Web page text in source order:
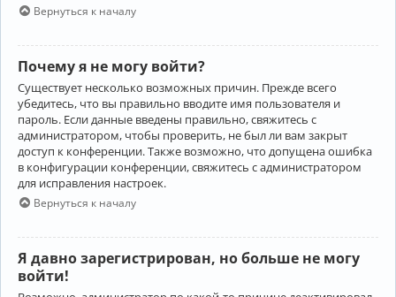
Вернуться к началу
Почему я не могу войти?
Существует несколько возможных причин. Прежде всего
убедитесь, что вы правильно вводите имя пользователя и
пароль. Если данные введены правильно, свяжитесь с
администратором, чтобы проверить, не был ли вам закрыт
доступ к конференции. Также возможно, что допущена ошибка
в конфигурации конференции, свяжитесь с администратором
для исправления настроек.
Вернуться к началу
Я давно зарегистрирован, но больше не могу
войти!